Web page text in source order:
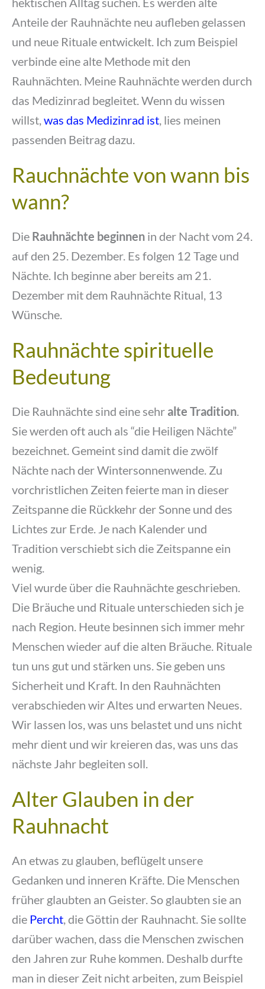
Anteile der Rauhnächte neu aufleben gelassen
und neue Rituale entwickelt. Ich zum Beispiel
verbinde eine alte Methode mit den
Rauhnächten. Meine Rauhnächte werden durch
das Medizinrad begleitet. Wenn du wissen
willst, was das Medizinrad ist, lies meinen
passenden Beitrag dazu.
Rauchnächte von wann bis
wann?
Die Rauhnächte beginnen in der Nacht vom 24.
auf den 25. Dezember. Es folgen 12 Tage und
Nächte. Ich beginne aber bereits am 21.
Dezember mit dem Rauhnächte Ritual, 13
Wünsche.
Rauhnächte spirituelle
Bedeutung
Die Rauhnächte sind eine sehr alte Tradition.
Sie werden oft auch als “die Heiligen Nächte”
bezeichnet. Gemeint sind damit die zwölf
Nächte nach der Wintersonnenwende. Zu
vorchristlichen Zeiten feierte man in dieser
Zeitspanne die Rückkehr der Sonne und des
Lichtes zur Erde. Je nach Kalender und
Tradition verschiebt sich die Zeitspanne ein
wenig.
Viel wurde über die Rauhnächte geschrieben.
Die Bräuche und Rituale unterschieden sich je
nach Region. Heute besinnen sich immer mehr
Menschen wieder auf die alten Bräuche. Rituale
tun uns gut und stärken uns. Sie geben uns
Sicherheit und Kraft. In den Rauhnächten
verabschieden wir Altes und erwarten Neues.
Wir lassen los, was uns belastet und uns nicht
mehr dient und wir kreieren das, was uns das
nächste Jahr begleiten soll.
Alter Glauben in der
Rauhnacht
An etwas zu glauben, beflügelt unsere
Gedanken und inneren Kräfte. Die Menschen
früher glaubten an Geister. So glaubten sie an
die Percht, die Göttin der Rauhnacht. Sie sollte
darüber wachen, dass die Menschen zwischen
den Jahren zur Ruhe kommen. Deshalb durfte
man in dieser Zeit nicht arbeiten, zum Beispiel